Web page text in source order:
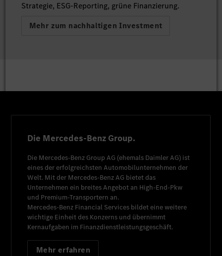
Strategie, ESG-Reporting, grüne Finanzierung.
Mehr zum nachhaltigen Investment
Die Mercedes-Benz Group.
Die Mercedes-Benz Group AG (ehemals Daimler AG) ist
eines der erfolgreichsten Automobilunternehmen der
Welt. Mit der Mercedes-Benz AG bietet das
Unternehmen ein breites Angebot an High-End-Pkw
und Premium-Transportern an.
Mercedes-Benz Financial Services bildet eine weitere
wichtige Einheit des Konzerns und übernimmt
Kernaufgaben im Finanzdienstleistungsgeschäft.
Mehr erfahren